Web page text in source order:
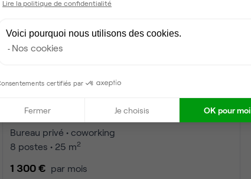
Lire la politique de confidentialité
Voici pourquoi nous utilisons des cookies.
Nos cookies
certifiés par
Fermer Je choisis OK pour moi